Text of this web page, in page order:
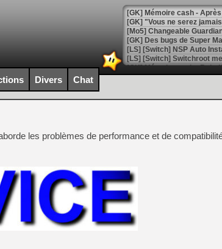
[GK] Mémoire cash -
[GK] "Vous ne serez
[Mo5] Changeable
[GK] Des bugs de Super
[LS] [Switch] NSP Auto
[GK] La saga horrifique
[GK] Le portage de Super
[Mo5] Le jeu de course
[GK] Guillermo del Toro
[LTF] Eté 2026 - Séquence 6
[GK] Mistfall Hunter : déjà
[GK] Wo Long 2 évolue
[GK] Crossfire : un TPS à
[LS] [PS5] Premiers
Divers Chat
les problèmes de performance et de